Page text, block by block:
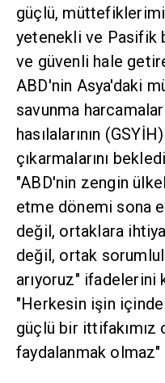
daha istikrarlı ve
Hegseth, ABD'nin
ortaklarından
yurtiçi hasılalarının
çıkarmalarını
"ABD'nin zengin
etme dönemi sona
değil, ortaklara
değil, ortak
arıyoruz" ifadelerini
"Herkesin işin içinde
bir ittifakımız
olmaz" dedi.
"Aradığımız şey,